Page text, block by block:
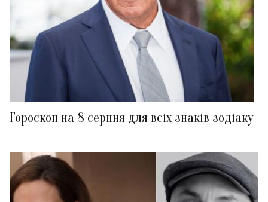
Гороскоп на 8 серпня для всіх знаків зодіаку